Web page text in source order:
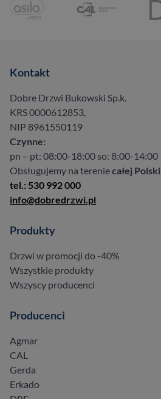
Kontakt
Dobre Drzwi Bukowski Sp.k.
KRS 0000612853,
NIP 8961550119
Czynne:
pn – pt: 08:00-18:00 so: 8:00-14:00
Obsługujemy na tereniecałej Polski
tel.: 530 992 000
info@dobredrzwi.pl
Produkty
Drzwi w promocji do -40%
Wszystkie produkty
Wszyscy producenci
Producenci
Agmar
CAL
Gerda
Erkado